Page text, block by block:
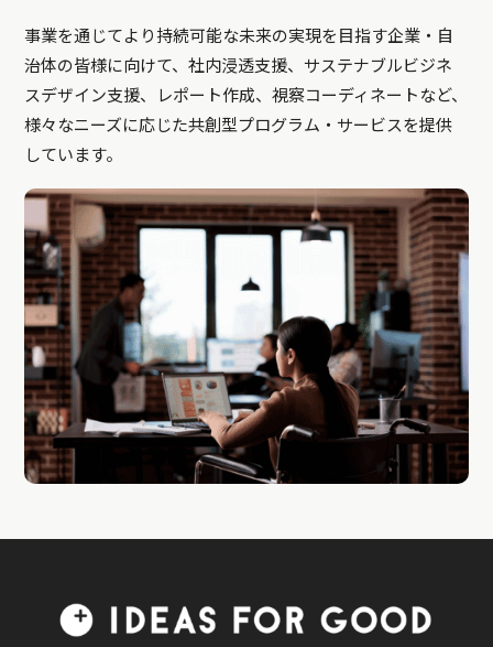
事業を通じてより持続可能な未来の実現を目指す企業・自
治体の皆様に向けて、社内浸透支援、サステナブルビジネ
スデザイン支援、レポート作成、視察コーディネートなど、
様々なニーズに応じた共創型プログラム・サービスを提供
しています。